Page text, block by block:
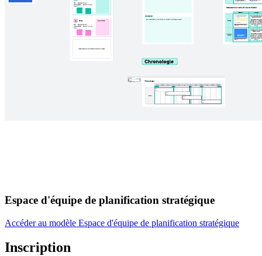
Espace d'équipe de planification stratégique
Accéder au modèle Espace d'équipe de planification stratégique
Inscription